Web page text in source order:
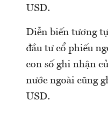
USD.
Diễn biến tương
đầu tư cổ phiếu
con số ghi nhận
nước ngoài cũng
USD.